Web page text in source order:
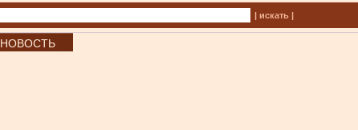
| искать |
НОВОСТЬ